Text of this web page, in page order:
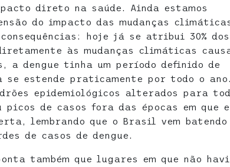
direto na saúde. Ainda estamos
do impacto das mudanças
hoje já se atribui 30% dos
às mudanças climáticas
a dengue tinha um período definido de
se estende praticamente por todo o ano.
epidemiológicos alterados para
de casos fora das épocas em que
lembrando que o Brasil vem batendo
de casos de dengue.
também que lugares em que não